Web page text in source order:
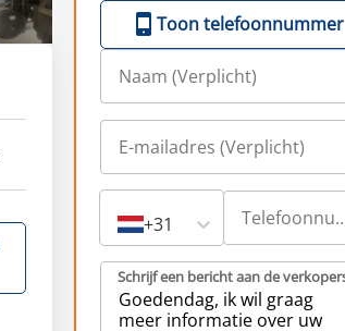
Toon telefoonnummer
+31